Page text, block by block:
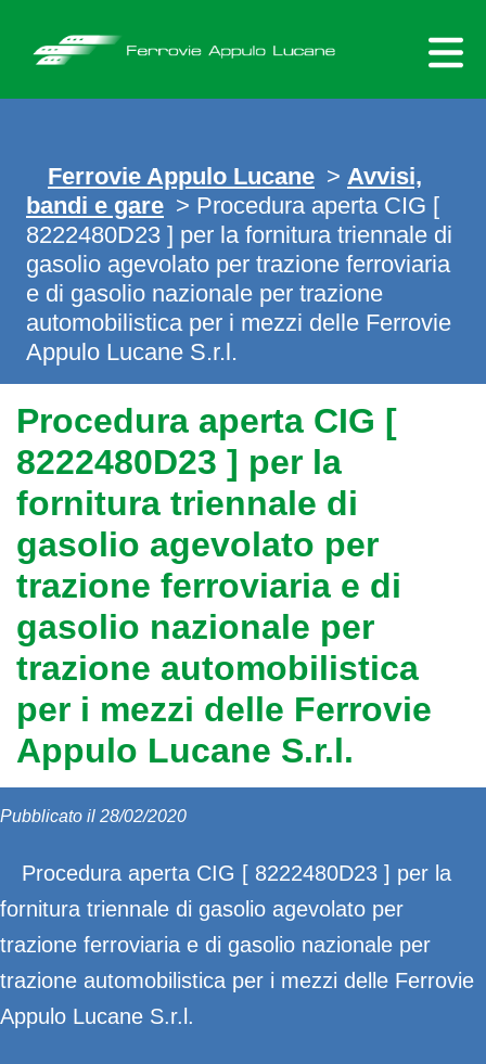
content
Ferrovie Appulo Lucane > Avvisi,
bandi e gare > Procedura aperta CIG [
8222480D23 ] per la fornitura triennale di
gasolio agevolato per trazione ferroviaria
e di gasolio nazionale per trazione
automobilistica per i mezzi delle Ferrovie
Appulo Lucane S.r.l.
Procedura aperta CIG [
8222480D23 ] per la
fornitura triennale di
gasolio agevolato per
trazione ferroviaria e di
gasolio nazionale per
trazione automobilistica
per i mezzi delle Ferrovie
Appulo Lucane S.r.l.
Pubblicato il 28/02/2020
Procedura aperta CIG [ 8222480D23 ] per la
fornitura triennale di gasolio agevolato per
trazione ferroviaria e di gasolio nazionale per
trazione automobilistica per i mezzi delle Ferrovie
Appulo Lucane S.r.l.